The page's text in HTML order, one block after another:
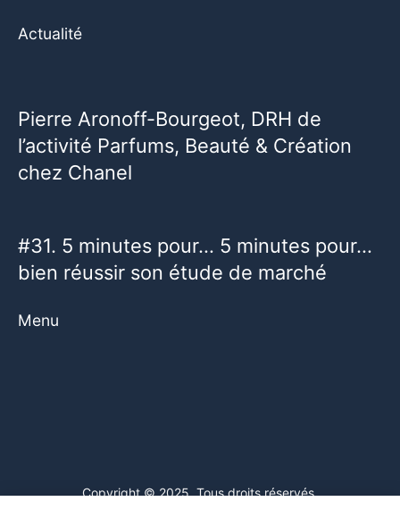
Actualité
Pierre Aronoff-Bourgeot, DRH de
l’activité Parfums, Beauté & Création
chez Chanel
#31. 5 minutes pour… 5 minutes pour…
bien réussir son étude de marché
Menu
Copyright © 2025. Tous droits réservés.